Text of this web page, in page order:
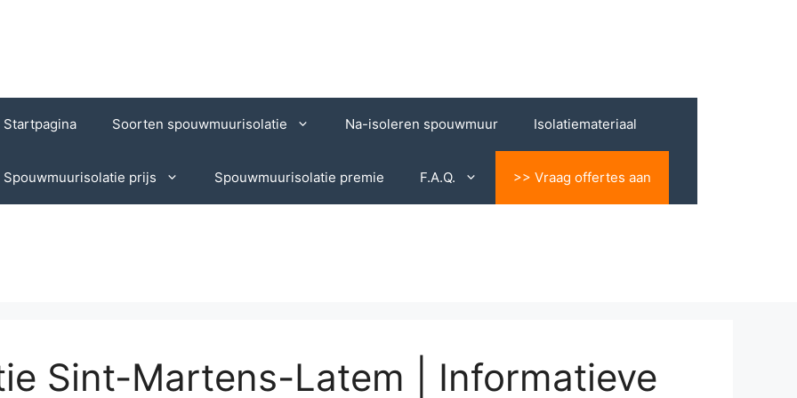
Startpagina Soorten spouwmuurisolatie Na-isoleren spouwmuur Isolatiemateriaal
Spouwmuurisolatie prijs Spouwmuurisolatie premie F.A.Q. >> Vraag offertes aan
Sint-Martens-Latem | Informatieve